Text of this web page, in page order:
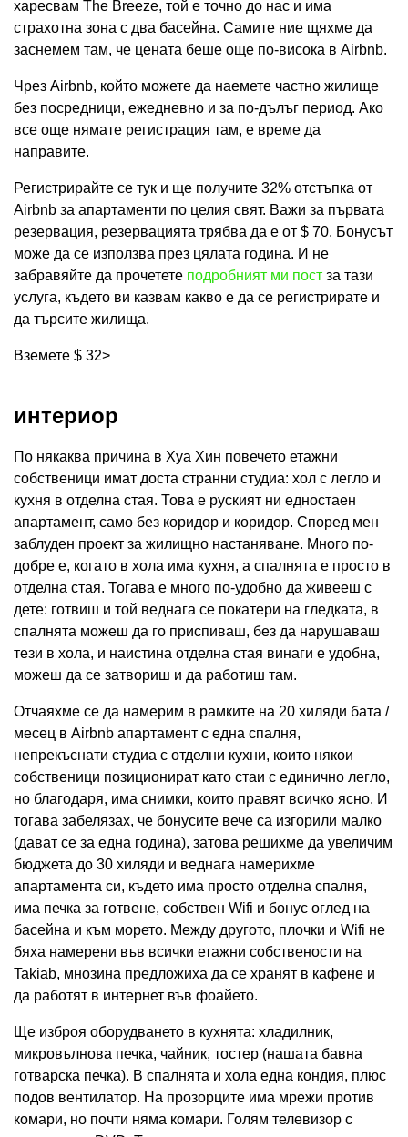
харесвам The Breeze, той е точно до нас и има
страхотна зона с два басейна. Самите ние щяхме да
заснемем там, че цената беше още по-висока в Airbnb.
Чрез Airbnb, който можете да наемете частно жилище
без посредници, ежедневно и за по-дълъг период. Ако
все още нямате регистрация там, е време да
направите.
Регистрирайте се тук и ще получите 32% отстъпка от
Airbnb за апартаменти по целия свят. Важи за първата
резервация, резервацията трябва да е от $ 70. Бонусът
може да се използва през цялата година. И не
забравяйте да прочетете подробният ми пост за тази
услуга, където ви казвам какво е да се регистрирате и
да търсите жилища.
Вземете $ 32>
интериор
По някаква причина в Хуа Хин повечето етажни
собственици имат доста странни студиа: хол с легло и
кухня в отделна стая. Това е руският ни едностаен
апартамент, само без коридор и коридор. Според мен
заблуден проект за жилищно настаняване. Много по-
добре е, когато в хола има кухня, а спалнята е просто в
отделна стая. Тогава е много по-удобно да живееш с
дете: готвиш и той веднага се покатери на гледката, в
спалнята можеш да го приспиваш, без да нарушаваш
тези в хола, и наистина отделна стая винаги е удобна,
можеш да се затвориш и да работиш там.
Отчаяхме се да намерим в рамките на 20 хиляди бата /
месец в Airbnb апартамент с една спалня,
непрекъснати студиа с отделни кухни, които някои
собственици позиционират като стаи с единично легло,
но благодаря, има снимки, които правят всичко ясно. И
тогава забелязах, че бонусите вече са изгорили малко
(дават се за една година), затова решихме да увеличим
бюджета до 30 хиляди и веднага намерихме
апартамента си, където има просто отделна спалня,
има печка за готвене, собствен Wifi и бонус оглед на
басейна и към морето. Между другото, плочки и Wifi не
бяха намерени във всички етажни собствености на
Takiab, мнозина предложиха да се хранят в кафене и
да работят в интернет във фоайето.
Ще изброя оборудването в кухнята: хладилник,
микровълнова печка, чайник, тостер (нашата бавна
готварска печка). В спалнята и хола една кондия, плюс
подов вентилатор. На прозорците има мрежи против
комари, но почти няма комари. Голям телевизор с